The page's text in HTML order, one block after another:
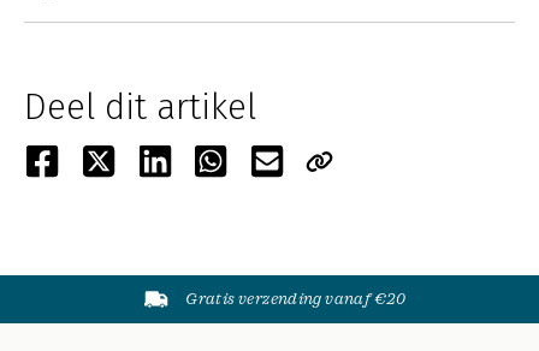
Deel dit artikel
Gratis verzending vanaf €20